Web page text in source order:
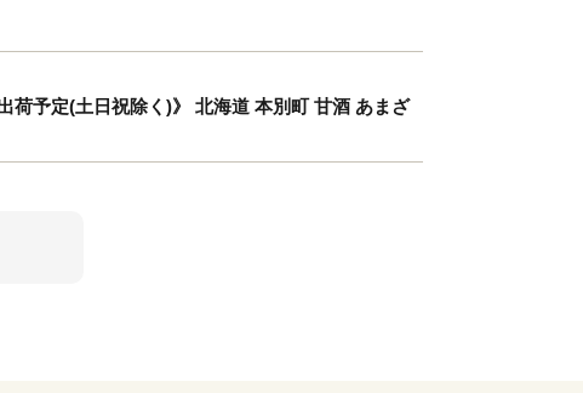
荷予定(土日祝除く)》 北海道 本別町 甘酒 あまざ